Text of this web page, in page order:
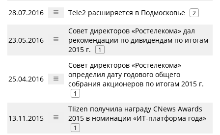
28.07.2016 Tele2 расширяется в Подмосковье 2
23.05.2016
Совет директоров «Ростелекома» дал
рекомендации по дивидендам по итогам
2015 г.
1
25.04.2016
Совет директоров «Ростелекома»
определил дату годового общего
собрания акционеров по итогам 2015 г.
1
13.11.2015
TIizen получила награду CNews Awards
2015 в номинации «ИТ-платформа года»
1